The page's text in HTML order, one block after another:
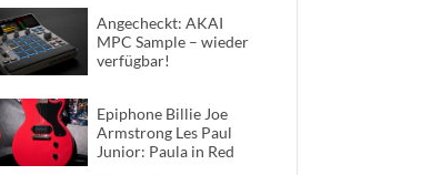
Angecheckt: AKAI
MPC Sample – wieder
verfügbar!
Epiphone Billie Joe
Armstrong Les Paul
Junior: Paula in Red